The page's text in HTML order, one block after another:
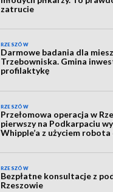
zatrucie
RZESZÓW
Darmowe badania dla
Trzebowniska. Gmina
profilaktykę
RZESZÓW
Przełomowa operacja w
pierwszy na Podkarpaciu
Whipple’a z użyciem robota
RZESZÓW
Bezpłatne konsultacje z
Rzeszowie